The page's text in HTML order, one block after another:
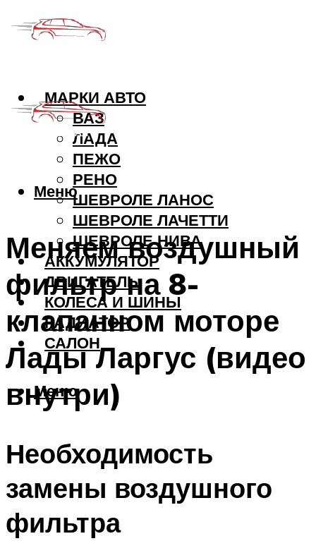
МАРКИ АВТО
ВАЗ
ЛАДА
ПЕЖО
РЕНО
ШЕВРОЛЕ ЛАНОС
ШЕВРОЛЕ ЛАЧЕТТИ
ШЕВРОЛЕ НИВА
АККУМУЛЯТОР
ДВИГАТЕЛЬ
КОЛЕСА И ШИНЫ
РАДИАТОР
САЛОН
Меню
Меню
Меняем воздушный
фильтр на 8-
клапанном моторе
Лады Ларгус (видео
внутри)
Необходимость
замены воздушного
фильтра